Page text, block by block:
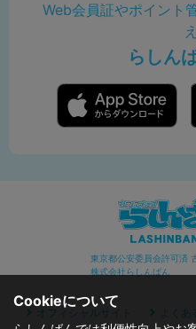
Web会員証やポイント
らしん
東京都公安委員会許可済
株式会社らしんばん
オフィシャルサイト よくあ
Cookieについて